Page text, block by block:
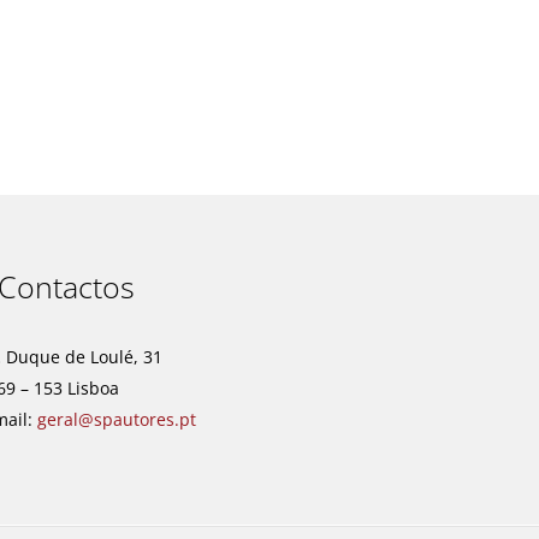
Contactos
Duque de Loulé, 31
– 153 Lisboa
geral@spautores.pt